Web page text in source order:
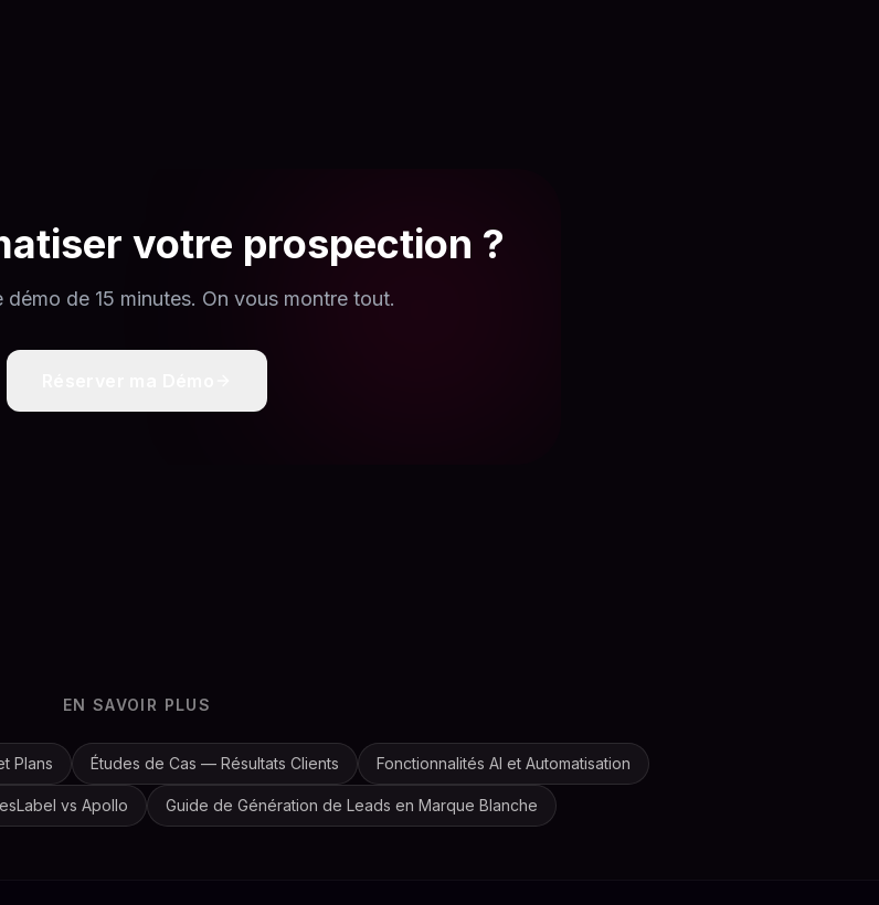
votre prospection ?
démo de 15 minutes. On vous montre tout.
EN SAVOIR PLUS
Plans Études de Cas — Résultats Clients Fonctionnalités AI et Automatisation
vs Apollo Guide de Génération de Leads en Marque Blanche